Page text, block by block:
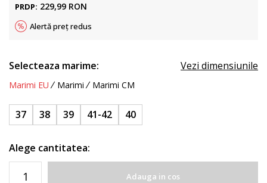
PRDP: 229,99 RON
Alertă preț redus
Selecteaza marime: Vezi dimensiunile
Marimi EU Marimi Marimi CM
37 38 39 41-42 40
Alege cantitatea:
Adauga in cos